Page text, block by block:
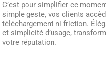
C’est pour simplifier ce
simple geste, vos clients
téléchargement ni friction.
et simplicité d’usage,
votre réputation.